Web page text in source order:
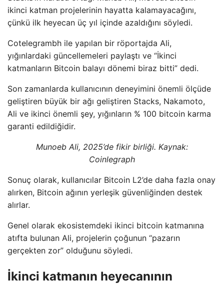
ikinci katman projelerinin hayatta kalamayacağını,
çünkü ilk heyecan üç yıl içinde azaldığını söyledi.
Cotelegrambh ile yapılan bir röportajda Ali,
yığınlardaki güncellemeleri paylaştı ve “İkinci
katmanların Bitcoin balayı dönemi biraz bitti” dedi.
Son zamanlarda kullanıcının deneyimini önemli ölçüde
geliştiren büyük bir ağı geliştiren Stacks, Nakamoto,
Ali ve ikinci önemli şey, yığınların % 100 bitcoin karma
garanti edildiğidir.
Munoeb Ali, 2025’de fikir birliği. Kaynak:
Coinlegraph
Sonuç olarak, kullanıcılar Bitcoin L2’de daha fazla onay
alırken, Bitcoin ağının yerleşik güvenliğinden destek
alırlar.
Genel olarak ekosistemdeki ikinci bitcoin katmanına
atıfta bulunan Ali, projelerin çoğunun “pazarın
gerçekten zor” olduğunu söyledi.
İkinci katmanın heyecanının